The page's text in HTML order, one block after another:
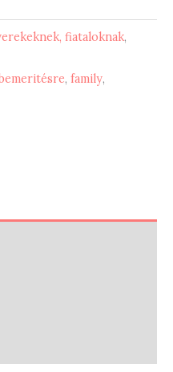
fiataloknak,
, family,